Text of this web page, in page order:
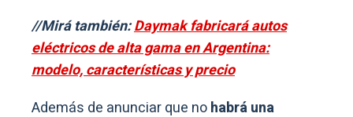
//Mirá también:Daymak fabricará autos
eléctricos de alta gama en Argentina:
modelo, características y precio
Además de anunciar que nohabrá una